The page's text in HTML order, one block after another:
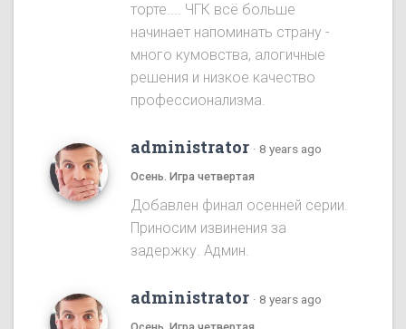
торте.... ЧГК всё больше
начинает напоминать страну -
много кумовства, алогичные
решения и низкое качество
профессионализма.
administrator · 8 years ago
Осень. Игра четвертая
Добавлен финал осенней серии.
Приносим извинения за
задержку. Админ.
administrator · 8 years ago